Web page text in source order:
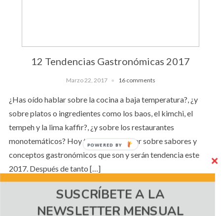
12 Tendencias Gastronómicas 2017
Marzo 22, 2017 16 comments
¿Has oído hablar sobre la cocina a baja temperatura?, ¿y
sobre platos o ingredientes como los baos, el kimchi, el
tempeh y la lima kaffir?, ¿y sobre los restaurantes
monotemáticos? Hoy te vengo a contar sobre sabores y
conceptos gastronómicos que son y serán tendencia este
2017. Después de tanto […]
CONTINUE READING
SUSCRÍBETE A LA
NEWSLETTER MENSUAL
POWERED BY